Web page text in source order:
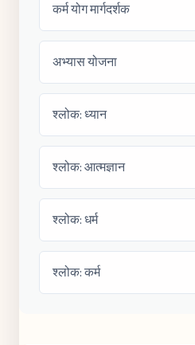
कर्म योग मार्गदर्शक
अभ्यास योजना
श्लोक: ध्यान
श्लोक: आत्मज्ञान
श्लोक: धर्म
श्लोक: कर्म